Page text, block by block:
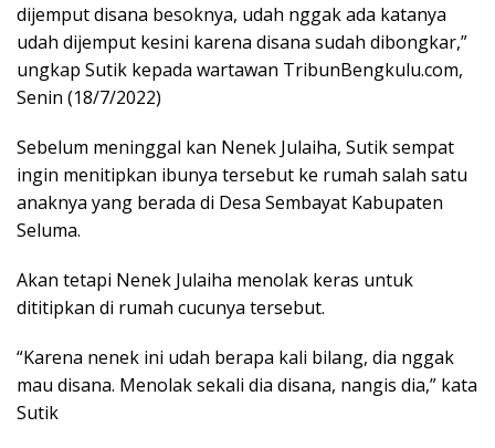
dijemput disana besoknya, udah nggak ada katanya
udah dijemput kesini karena disana sudah dibongkar,”
ungkap Sutik kepada wartawan TribunBengkulu.com,
Senin (18/7/2022)
Sebelum meninggal kan Nenek Julaiha, Sutik sempat
ingin menitipkan ibunya tersebut ke rumah salah satu
anaknya yang berada di Desa Sembayat Kabupaten
Seluma.
Akan tetapi Nenek Julaiha menolak keras untuk
dititipkan di rumah cucunya tersebut.
“Karena nenek ini udah berapa kali bilang, dia nggak
mau disana. Menolak sekali dia disana, nangis dia,” kata
Sutik